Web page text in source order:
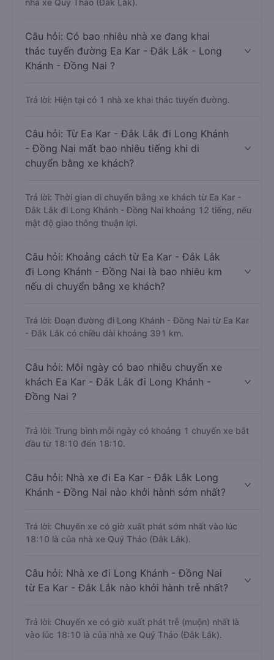
nhà xe Quý Thảo (Đắk Lắk).
Câu hỏi: Có bao nhiêu nhà xe đang khai
thác tuyến đường Ea Kar - Đắk Lắk - Long
Khánh - Đồng Nai ?
Trả lời: Hiện tại có 1 nhà xe khai thác tuyến đường.
Câu hỏi: Từ Ea Kar - Đắk Lắk đi Long Khánh
- Đồng Nai mất bao nhiêu tiếng khi di
chuyển bằng xe khách?
Trả lời: Thời gian di chuyển bằng xe khách từ Ea Kar -
Đắk Lắk đi Long Khánh - Đồng Nai khoảng 12 tiếng, nếu
mật độ giao thông thuận lợi.
Câu hỏi: Khoảng cách từ Ea Kar - Đắk Lắk
đi Long Khánh - Đồng Nai là bao nhiêu km
nếu di chuyển bằng xe khách?
Trả lời: Đoạn đường đi Long Khánh - Đồng Nai từ Ea Kar
- Đắk Lắk có chiều dài khoảng 391 km.
Câu hỏi: Mỗi ngày có bao nhiêu chuyến xe
khách Ea Kar - Đắk Lắk đi Long Khánh -
Đồng Nai ?
Trả lời: Trung bình mỗi ngày có khoảng 1 chuyến xe bắt
đầu từ 18:10 đến 18:10.
Câu hỏi: Nhà xe đi Ea Kar - Đắk Lắk Long
Khánh - Đồng Nai nào khởi hành sớm nhất?
Trả lời: Chuyến xe có giờ xuất phát sớm nhất vào lúc
18:10 là của nhà xe Quý Thảo (Đắk Lắk).
Câu hỏi: Nhà xe đi Long Khánh - Đồng Nai
từ Ea Kar - Đắk Lắk nào khởi hành trễ nhất?
Trả lời: Chuyến xe có giờ xuất phát trễ (muộn) nhất là
vào lúc 18:10 là của nhà xe Quý Thảo (Đắk Lắk).